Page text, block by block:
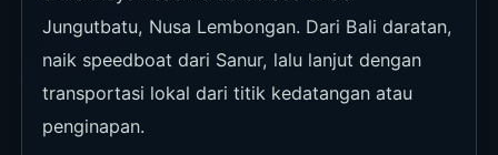
Jungutbatu, Nusa Lembongan. Dari Bali daratan,
naik speedboat dari Sanur, lalu lanjut dengan
transportasi lokal dari titik kedatangan atau
penginapan.